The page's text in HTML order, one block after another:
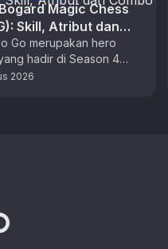
Magic Chess
Skill, Atribut dan
Terkuat
Go merupakan hero
hadir di Season 4
hasil kolaborasi dengan
2026